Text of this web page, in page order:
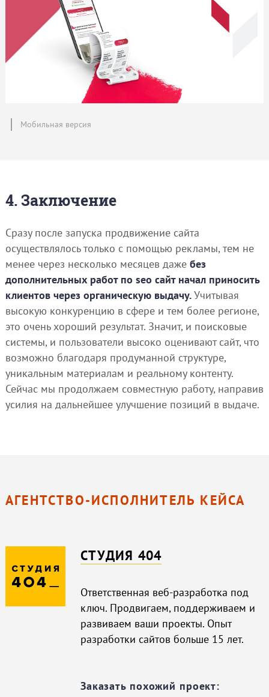
Мобильная версия
4. Заключение
Сразу после запуска продвижение сайта
осуществлялось только с помощью рекламы, тем не
менее через несколько месяцев даже без
дополнительных работ по seo сайт начал приносить
клиентов через органическую выдачу.Учитывая
высокую конкуренцию в сфере и тем более регионе,
это очень хороший результат. Значит, и поисковые
системы, и пользователи высоко оценивают сайт, что
возможно благодаря продуманной структуре,
уникальным материалам и реальному контенту.
Сейчас мы продолжаем совместную работу, направив
усилия на дальнейшее улучшение позиций в выдаче.
АГЕНТСТВО-ИСПОЛНИТЕЛЬ КЕЙСА
СТУДИЯ 404
Ответственная веб-разработка под
ключ. Продвигаем, поддерживаем и
развиваем ваши проекты. Опыт
разработки сайтов больше 15 лет.
Заказать похожий проект: